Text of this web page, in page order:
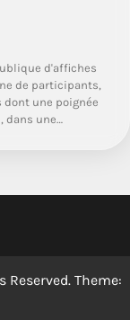
d'affiches
de participants,
une poignée
dans une…
Theme: